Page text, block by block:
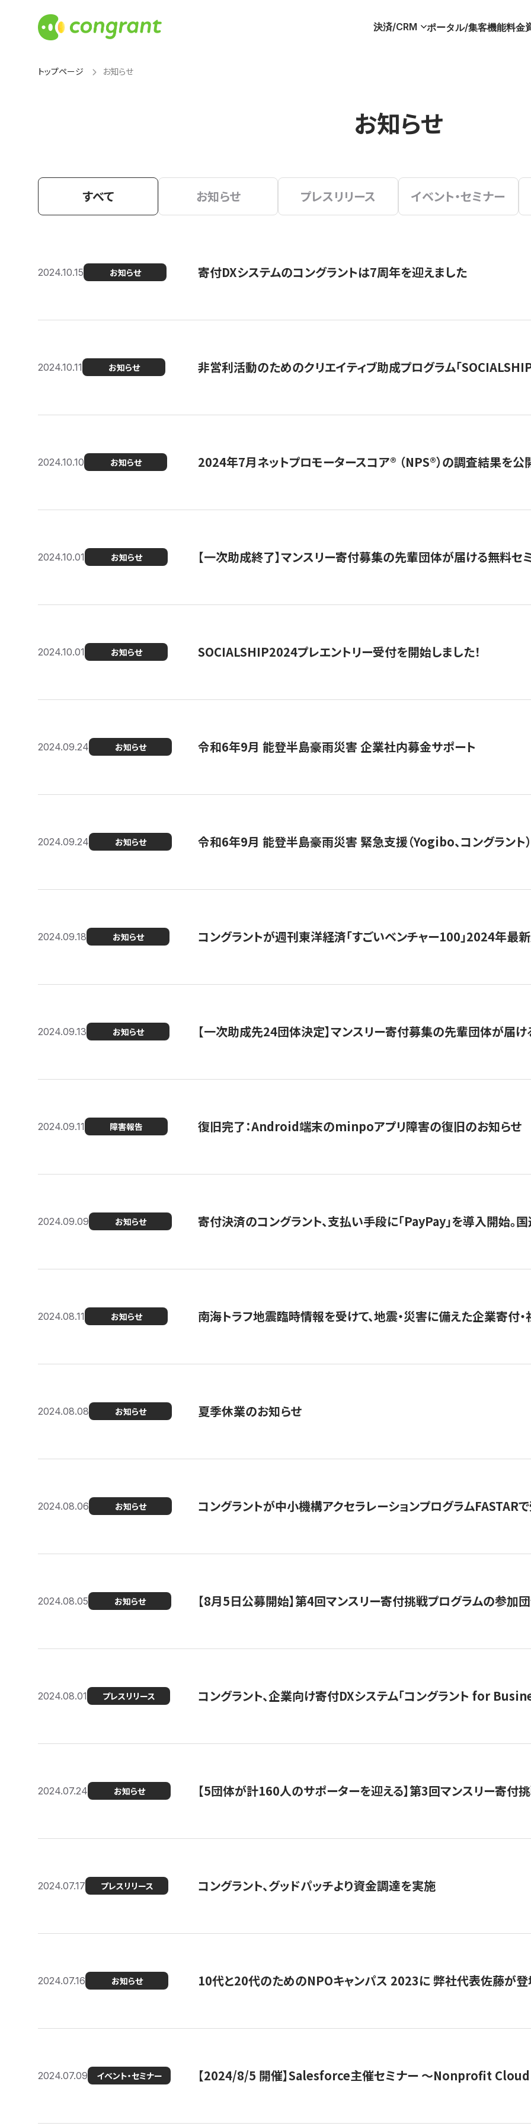
決済/CRM ポータル/集客機能料金
トップページ お知らせ
お知らせ
すべて お知らせ プレスリリース イベント・セミナー
2024.10.15 お知らせ 寄付DXシステムのコングラントは7周年を迎えました
2024.10.11 お知らせ 非営利活動のためのクリエイティブ助成プログラム「
2024.10.10 お知らせ 2024年7月ネットプロモータースコア®︎ （NPS®︎）の調査結果を公
2024.10.01 お知らせ 【一次助成終了】マンスリー寄付募集の先輩団体が届ける無料セ
2024.10.01 お知らせ SOCIALSHIP2024プレエントリー受付を開始しました！
2024.09.24 お知らせ 令和6年9月 能登半島豪雨災害 企業社内募金サポート
2024.09.24 お知らせ 令和6年9月 能登半島豪雨災害 緊急支援（Yogibo、コングラント）
2024.09.18 お知らせ コングラントが週刊東洋経済「すごいベンチャー100」2024年最
2024.09.13 お知らせ 【一次助成先24団体決定】マンスリー寄付募集の先輩団体が届
2024.09.11 障害報告 復旧完了：Android端末のminpoアプリ障害の復旧のお知らせ
2024.09.09 お知らせ 寄付決済のコングラント、支払い手段に「PayPay」を導入開始。
2024.08.11 お知らせ 南海トラフ地震臨時情報を受けて、地震・災害に備えた企業寄付
2024.08.08 お知らせ 夏季休業のお知らせ
2024.08.06 お知らせ コングラントが中小機構アクセラレーションプログラムFASTAR
2024.08.05 お知らせ 【8月5日公募開始】第4回マンスリー寄付挑戦プログラムの参加
2024.08.01 プレスリリース コングラント、企業向け寄付DXシステム「コングラント for
2024.07.24 お知らせ 【5団体が計160人のサポーターを迎える】​​第3回マンスリー寄付
2024.07.17 プレスリリース コングラント、グッドパッチより資金調達を実施
2024.07.16 お知らせ 10代と20代のためのNPOキャンパス 2023に 弊社代表佐藤が
2024.07.09 イベント・セミナー 【2024/8/5 開催】Salesforce主催セミナー 〜Nonprofit